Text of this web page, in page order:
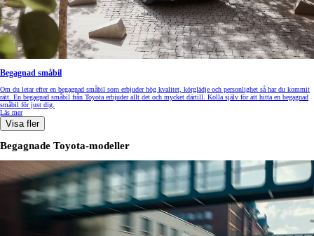
Begagnad småbil
Om du letar efter en begagnad småbil som erbjuder hög kvalitet, körglädje och personlighet så har du kommit
rätt. En begagnad småbil från Toyota erbjuder allt det och mycket därtill. Kolla själv för att hitta en begagnad
småbil för just dig.
Läs mer
Visa fler
Begagnade Toyota-modeller